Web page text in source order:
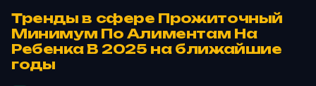
Тренды в сфере Прожиточный
Минимум По Алиментам На
Ребенка В 2025 на ближайшие
годы